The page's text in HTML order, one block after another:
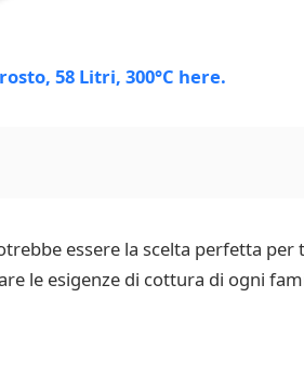
essere la scelta perfetta per
le esigenze di cottura di ogni